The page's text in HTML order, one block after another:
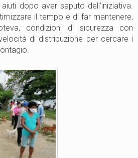
dopo aver saputo dell’iniziativa.
il tempo e di far mantenere,
condizioni di sicurezza con
di distribuzione per cercare i